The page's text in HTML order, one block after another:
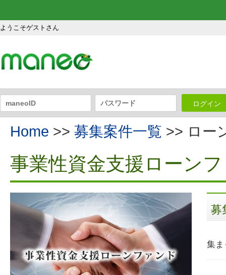
ようこそゲストさん
ログイン
Home >> 募集案件一覧 >> ロー
事業性資金支援ローン
募
集ま